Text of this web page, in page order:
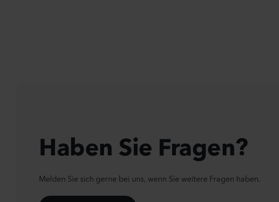
Haben Sie Fragen?
Melden Sie sich gerne bei uns, wenn Sie weitere Fragen haben.